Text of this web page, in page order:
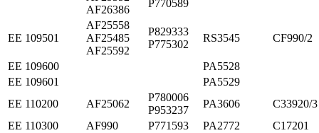
AF26386
P770589
ЕЕ 109501
AF25558
AF25485
AF25592
P829333
P775302
RS3545 CF990/2
ЕЕ 109600
PA5528
ЕЕ 109601
PA5529
ЕЕ 110200
AF25062
P780006
P953237
PA3606
C33920/3
ЕЕ 110300
AF990 P771593 PA2772
C17201